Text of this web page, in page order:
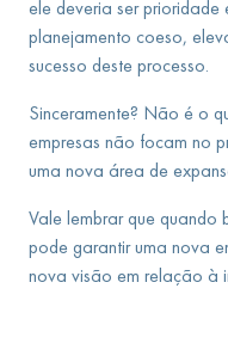
ele deveria ser prioridade
planejamento coeso,
sucesso deste processo.
Sinceramente? Não é o
empresas não focam no
uma nova área de
Vale lembrar que
pode garantir uma nova
nova visão em relação à